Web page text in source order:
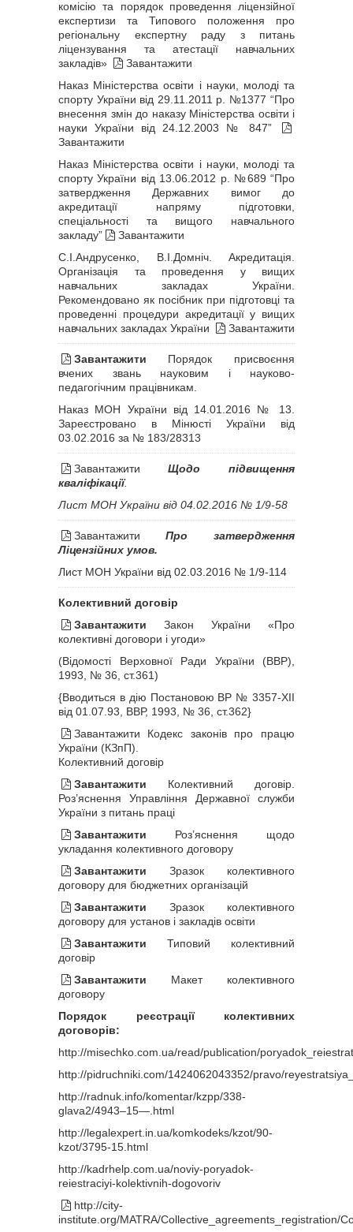
комісію та порядок проведення ліцензійної
експертизи та Типового положення про
регіональну експертну раду з питань
ліцензування та атестації навчальних
закладів»
Завантажити
Наказ Міністерства освіти і науки, молоді та
спорту України від 29.11.2011 р. №1377 “Про
внесення змін до наказу Міністерства освіти і
науки України від 24.12.2003 № 847”
Завантажити
Наказ Міністерства освіти і науки, молоді та
спорту України від 13.06.2012 р. №689 “Про
затвердження Державних вимог до
акредитації напряму підготовки,
спеціальності та вищого навчального
закладу”
Завантажити
С.І.Андрусенко, В.І.Домніч. Акредитація.
Організація та проведення у вищих
навчальних закладах України.
Рекомендовано як посібник при підготовці та
проведенні процедури акредитації у вищих
навчальних закладах України
Завантажити
Завантажити Порядок присвоєння
вчених звань науковим і науково-
педагогічним працівникам.
Наказ МОН України від 14.01.2016 № 13.
Зареєстровано в Мінюсті України від
03.02.2016 за № 183/28313
ЗавантажитиЩодо підвищення
кваліфікації.
Лист МОН України від 04.02.2016 № 1/9-58
Завантажити
Про затвердження
Ліцензійних умов.
Лист МОН України від 02.03.2016 № 1/9-114
Колективний договір
Завантажити Закон України «Про
колективні договори і угоди»
(Відомості Верховної Ради України (ВВР),
1993, № 36, ст.361)
{Вводиться в дію Постановою ВР № 3357-XII
від 01.07.93 , ВВР, 1993, № 36, ст.362}
Завантажити Кодекс законів про працю
України (КЗпП).
Колективний договір
Завантажити Колективний договір.
Роз’яснення Управління Державної служби
України з питань праці
Завантажити Роз’яснення щодо
укладання колективного договору
Завантажити Зразок колективного
договору для бюджетних організацій
Завантажити Зразок колективного
договору для установ і закладів освіти
Завантажити Типовий колективний
договір
Завантажити Макет колективного
договору
Порядок реєстрації колективних
договорів:
http://misechko.com.ua/read/publication/
http://pidruchniki.com/1424062043352/pravo/
http://radnuk.info/komentar/kzpp/338-
glava2/4943–15—.html
http://legalexpert.in.ua/komkodeks/kzot/90-
kzot/3795-15.html
http://kadrhelp.com.ua/noviy-poryadok-
reiestraciyi-kolektivnih-dogovoriv
http://city-
institute.org/MATRA/Collective_agreements_registration/